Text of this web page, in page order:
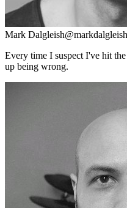
Mark Dalgleish@markdalgleish
Every time I suspect I've hit
up being wrong.